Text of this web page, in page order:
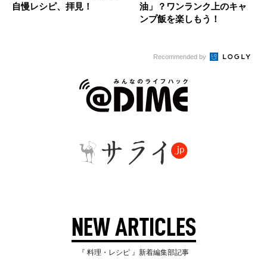
自慢レシピ、拝見！
油」？ワンランク上のキャ
ンプ飯を楽しもう！
Recommended by
NEW ARTICLES
『 料理・レシピ 』新着編集部記事